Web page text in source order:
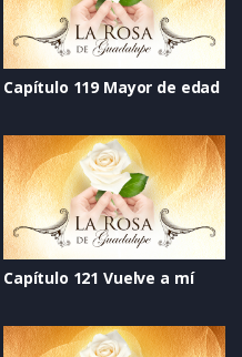
Capítulo 119 Mayor de edad
Capítulo 121 Vuelve a mí